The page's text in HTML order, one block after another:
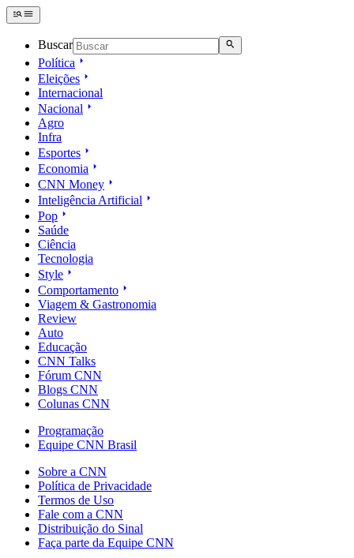
Buscar
Política
Eleições
Internacional
Nacional
Agro
Infra
Esportes
Economia
CNN Money
Inteligência Artificial
Pop
Saúde
Ciência
Tecnologia
Style
Comportamento
Viagem & Gastronomia
Review
Auto
Educação
CNN Talks
Fórum CNN
Blogs CNN
Colunas CNN
Programação
Equipe CNN Brasil
Sobre a CNN
Política de Privacidade
Termos de Uso
Fale com a CNN
Distribuição do Sinal
Faça parte da Equipe CNN